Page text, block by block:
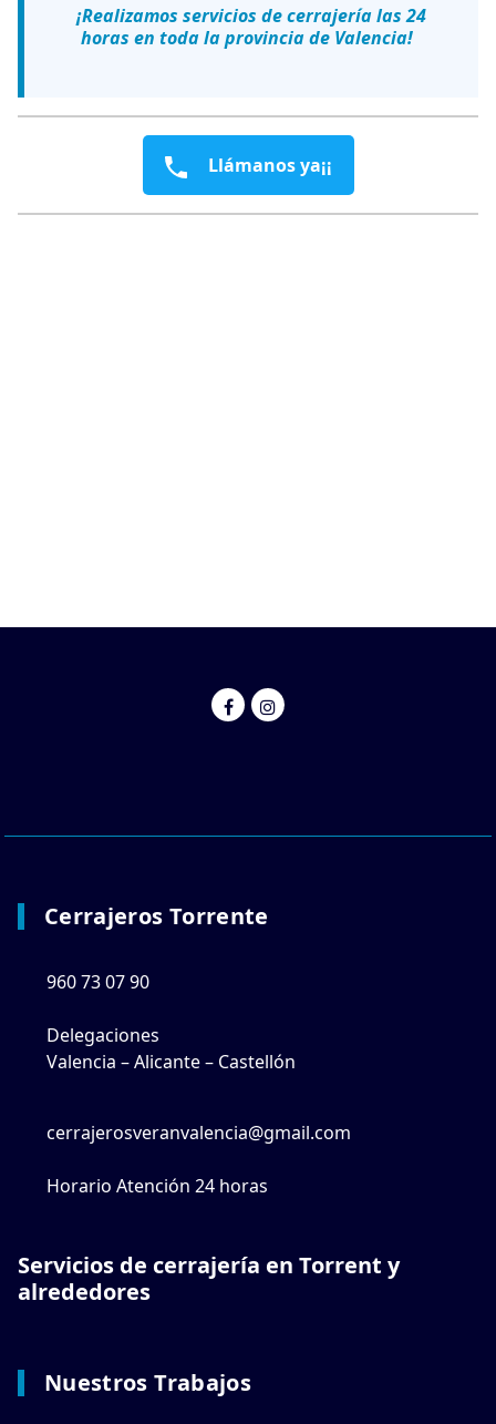
¡Realizamos servicios de cerrajería las 24
horas en toda la provincia de Valencia!
Llámanos ya¡¡
Cerrajeros Torrente
960 73 07 90
Delegaciones
Valencia – Alicante – Castellón
cerrajerosveranvalencia@gmail.com
Horario Atención 24 horas
Servicios de cerrajería en Torrent y
alrededores
Nuestros Trabajos